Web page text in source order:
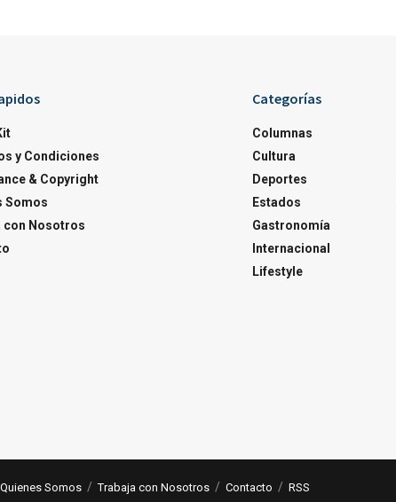
y Condiciones
& Copyright
Somos
con Nosotros
Categorías
Columnas
Cultura
Deportes
Estados
Gastronomía
Internacional
Lifestyle
Quienes Somos Trabaja con Nosotros Contacto RSS